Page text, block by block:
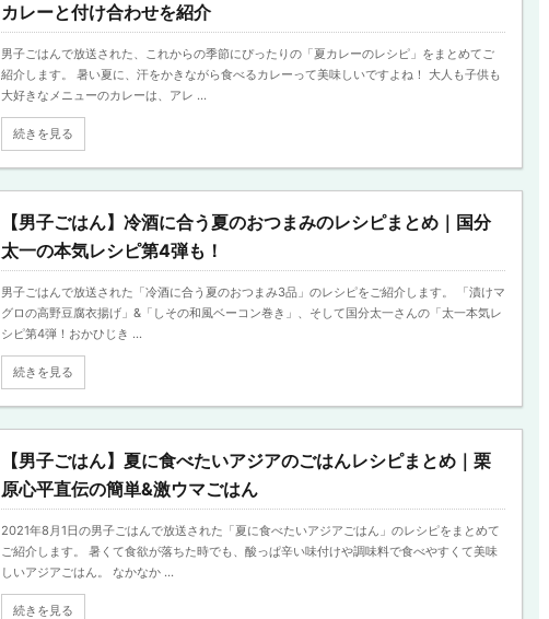
カレーと付け合わせを紹介
男子ごはんで放送された、これからの季節にぴったりの「夏カレーのレシピ」をまとめてご
紹介します。 暑い夏に、汗をかきながら食べるカレーって美味しいですよね！ 大人も子供も
大好きなメニューのカレーは、アレ ...
続きを見る
【男子ごはん】冷酒に合う夏のおつまみのレシピまとめ｜国分
太一の本気レシピ第4弾も！
男子ごはんで放送された「冷酒に合う夏のおつまみ3品」のレシピをご紹介します。 「漬けマ
グロの高野豆腐衣揚げ」&「しその和風ベーコン巻き」、そして国分太一さんの「太一本気レ
シピ第4弾！おかひじき ...
続きを見る
【男子ごはん】夏に食べたいアジアのごはんレシピまとめ｜栗
原心平直伝の簡単&激ウマごはん
2021年8月1日の男子ごはんで放送された「夏に食べたいアジアごはん」のレシピをまとめて
ご紹介します。 暑くて食欲が落ちた時でも、酸っぱ辛い味付けや調味料で食べやすくて美味
しいアジアごはん。 なかなか ...
続きを見る